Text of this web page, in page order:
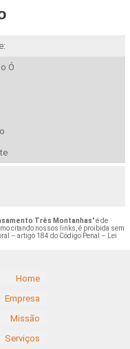
Ó
Três Montanhas" é de
citando nossos links, é proibida sem
– artigo 184 do Código Penal –
Lei
Home
Empresa
Missão
Serviços